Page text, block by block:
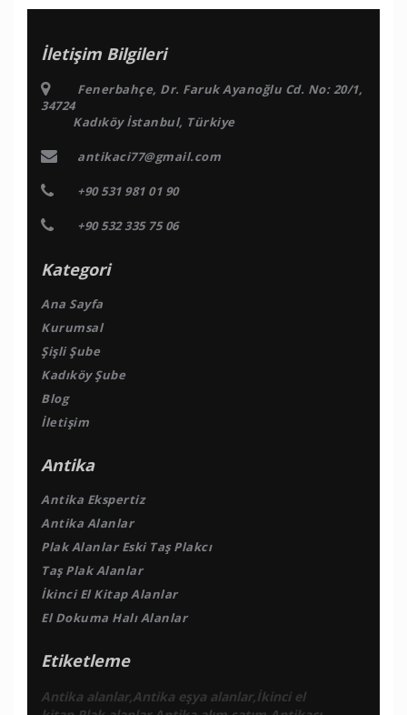
İletişim Bilgileri
Fenerbahçe, Dr. Faruk Ayanoğlu Cd. No: 20/1,
34724
Kadıköy İstanbul, Türkiye
antikaci77@gmail.com
+90 531 981 01 90
+90 532 335 75 06
Kategori
Ana Sayfa
Kurumsal
Şişli Şube
Kadıköy Şube
Blog
İletişim
Antika
Antika Ekspertiz
Antika Alanlar
Plak Alanlar Eski Taş Plakcı
Taş Plak Alanlar
İkinci El Kitap Alanlar
El Dokuma Halı Alanlar
Etiketleme
Antika alanlar,Antika eşya alanlar,İkinci el